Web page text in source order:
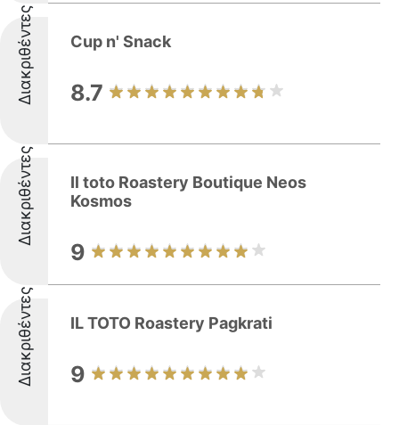
Διακριθέντες Cup n' Snack
8.7
Διακριθέντες
Il toto Roastery Boutique Neos
Kosmos
9
Διακριθέντες IL TOTO Roastery Pagkrati
9